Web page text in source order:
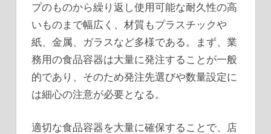
プのものから繰り返し使用可能な耐久性の高
いものまで幅広く、材質もプラスチックや
紙、金属、ガラスなど多様である。まず、業
務用の食品容器は大量に発注することが一般
的であり、そのため発注先選びや数量設定に
は細心の注意が必要となる。
適切な食品容器を大量に確保することで、店